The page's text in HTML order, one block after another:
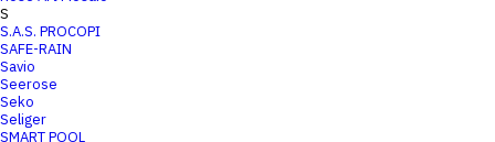
S
S.A.S. PROCOPI
SAFE-RAIN
Savio
Seerose
Seko
Seliger
SMART POOL